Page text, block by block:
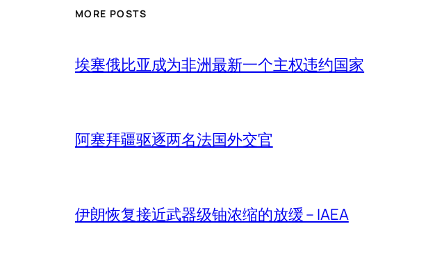
MORE POSTS
埃塞俄比亚成为非洲最新一个主权违约国家
阿塞拜疆驱逐两名法国外交官
伊朗恢复接近武器级铀浓缩的放缓 – IAEA